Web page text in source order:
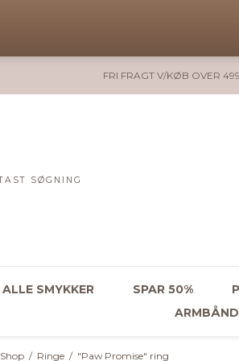
FRI FRAGT V/KØB OVER
ALLE SMYKKER SPAR 50%
ARMBÅND
Shop / Ringe / "Paw Promise" ring